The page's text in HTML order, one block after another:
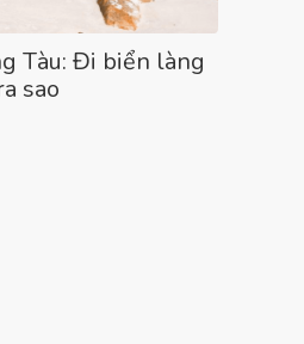
Tàu: Đi biển làng
sao